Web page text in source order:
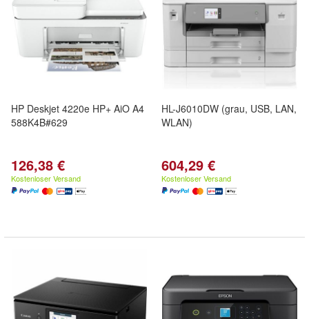
HP Deskjet 4220e HP+ AiO A4
588K4B#629
126,38 €
Kostenloser Versand
HL-J6010DW (grau, USB, LAN,
WLAN)
604,29 €
Kostenloser Versand